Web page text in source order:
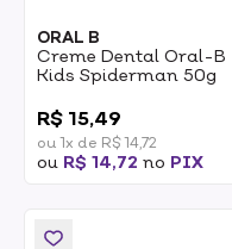
ORAL B
Creme Dental Oral-B
Kids Spiderman 50g
R$ 15,49
ou 1x de R$ 14,72
ou R$ 14,72 no PIX